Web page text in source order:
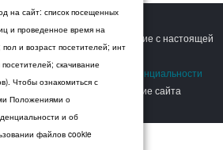
Дума Ставропольского края.
означает согласие с настоящей
конфиденциальности
условиями
Политики конфиденциальности
прекратить использование сайта
на сайт: список посещенных
и проведенное время на
пол и возраст посетителей; инт
скачивание
Чтобы ознакомиться с
Положениями о
и об
файлов cookie